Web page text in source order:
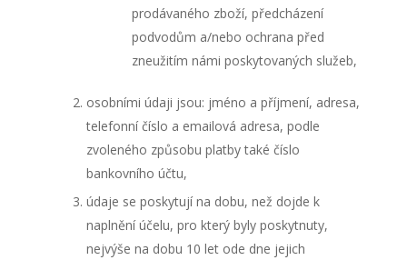
prodávaného zboží, předcházení
podvodům a/nebo ochrana před
zneužitím námi poskytovaných služeb,
osobními údaji jsou: jméno a příjmení, adresa,
telefonní číslo a emailová adresa, podle
zvoleného způsobu platby také číslo
bankovního účtu,
údaje se poskytují na dobu, než dojde k
naplnění účelu, pro který byly poskytnuty,
nejvýše na dobu 10 let ode dne jejich